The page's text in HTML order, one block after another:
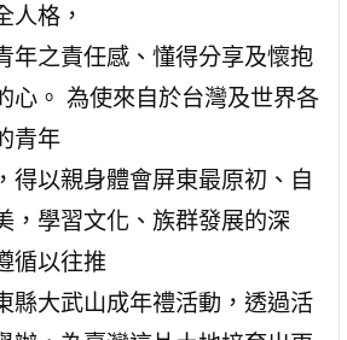
人格，
年之責任感、懂得分享及懷抱
心。 為使來自於台灣及世界各
青年
得以親身體會屏東最原初、自
，學習文化、族群發展的深
循以往推
縣大武山成年禮活動，透過活